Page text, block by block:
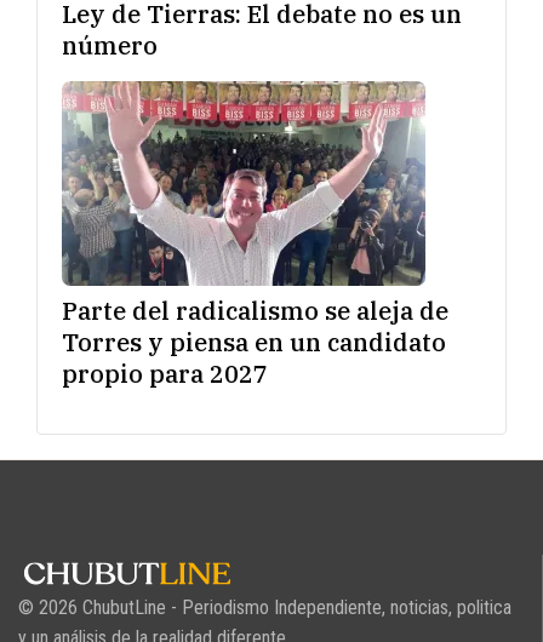
Ley de Tierras: El debate no es un
número
Parte del radicalismo se aleja de
Torres y piensa en un candidato
propio para 2027
© 2026 ChubutLine - Periodismo Independiente, noticias, politica
y un análisis de la realidad diferente.